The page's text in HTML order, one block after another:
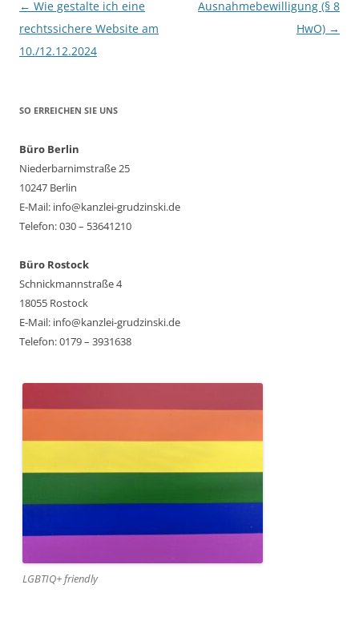
Beitragsnavigation
← Wie gestalte ich eine
rechtssichere Website am
10./12.12.2024
Ausnahmebewilligung (§ 8
HwO) →
SO ERREICHEN SIE UNS
Büro Berlin
Niederbarnimstraße 25
10247 Berlin
E-Mail: info@kanzlei-grudzinski.de
Telefon: 030 – 53641210
Büro Rostock
Schnickmannstraße 4
18055 Rostock
E-Mail: info@kanzlei-grudzinski.de
Telefon: 0179 – 3931638
LGBTIQ+ friendly